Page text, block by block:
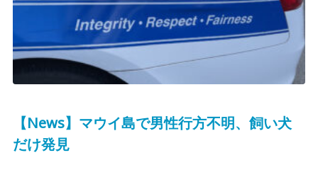
【News】マウイ島で男性行方不明、飼い犬
だけ発見